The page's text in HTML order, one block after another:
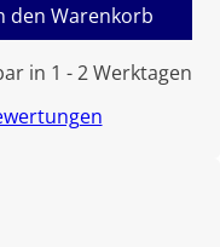
in 1 - 2 Werktagen
den Warenkorb